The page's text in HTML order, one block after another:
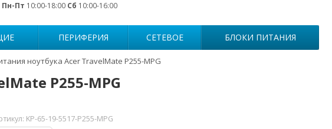
Пн-Пт 10:00-18:00 Сб 10:00-16:00
ПЕРИФЕРИЯ СЕТЕВОЕ БЛОКИ ПИТАНИЯ
ноутбука Acer TravelMate P255-MPG
P255-MPG
KP-65-19-5517-P255-MPG